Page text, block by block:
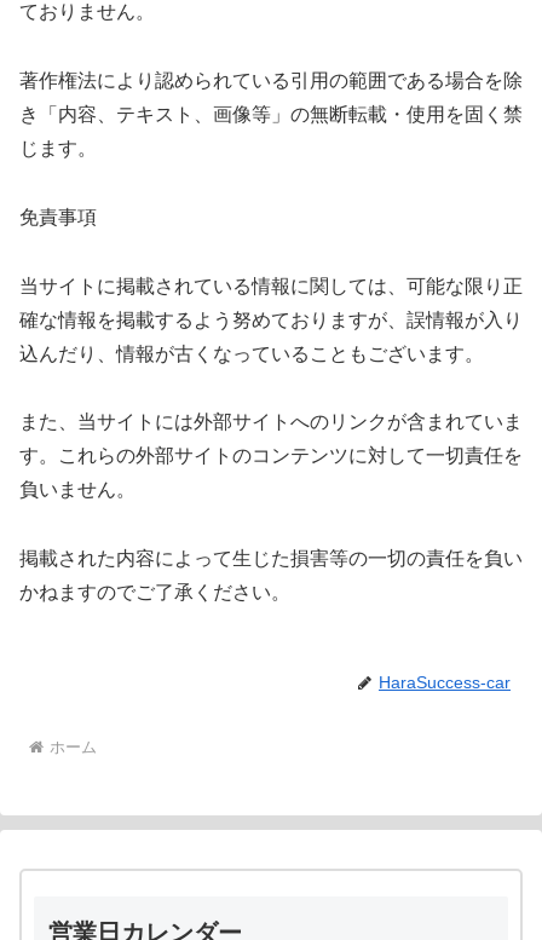
ておりません。
著作権法により認められている引用の範囲である場合を除
き「内容、テキスト、画像等」の無断転載・使用を固く禁
じます。
免責事項
当サイトに掲載されている情報に関しては、可能な限り正
確な情報を掲載するよう努めておりますが、誤情報が入り
込んだり、情報が古くなっていることもございます。
また、当サイトには外部サイトへのリンクが含まれていま
す。これらの外部サイトのコンテンツに対して一切責任を
負いません。
掲載された内容によって生じた損害等の一切の責任を負い
かねますのでご了承ください。
HaraSuccess-car
ホーム
営業日カレンダー